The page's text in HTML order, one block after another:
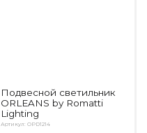
Подвесной светильник
ORLEANS by Romatti
Lighting
Артикул: OPD1214